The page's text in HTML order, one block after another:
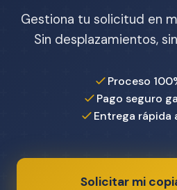
Gestiona tu solicitud en
Sin desplazamientos,
Proceso
Pago seguro
Entrega rápida
Solicitar mi